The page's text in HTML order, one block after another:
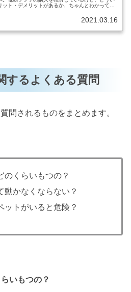
ット・デメリットがあるか、ちゃんとわかってい
2021.03.16
するよくある質問
問されるものをまとめます。
くらいもつの？
かなくならない？
トがいると危険？
いもつの？